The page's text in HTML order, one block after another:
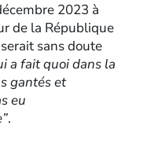
2023 à
de la République
sans doute
a fait quoi dans la
gantés et
eu
.